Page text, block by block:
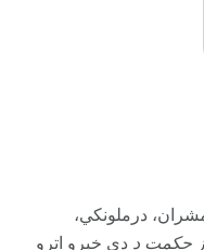
درملونکي،
حکمت د دې خبرو اترو